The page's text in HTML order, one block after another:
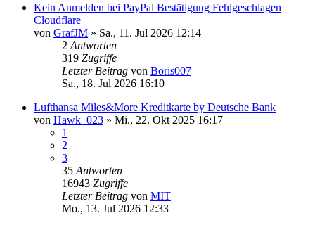
Kein Anmelden bei PayPal Bestätigung Fehlgeschlagen
Cloudflare
von GrafJM » Sa., 11. Jul 2026 12:14
2 Antworten
319 Zugriffe
Letzter Beitrag von Boris007
Sa., 18. Jul 2026 16:10
Lufthansa Miles&More Kreditkarte by Deutsche Bank
von Hawk_023 » Mi., 22. Okt 2025 16:17
1
2
3
35 Antworten
16943 Zugriffe
Letzter Beitrag von MIT
Mo., 13. Jul 2026 12:33